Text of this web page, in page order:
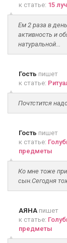
к статье: 15
Ем 2 раза в
активность и
натуральной...
Гость пишет
к статье:
Почтстится
Гость пишет
к статье:
предметы
Ко мне тоже
сын.Сегодня
АЯНА пишет
к статье:
предметы